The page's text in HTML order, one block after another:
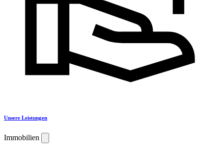
Unsere Leistungen
Immobilien